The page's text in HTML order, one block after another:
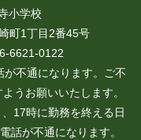
小学校
町1丁目2番45号
6621-0122
不通になります。ご不
うお願いいたします。
17時に勤務を終える日
話が不通になります。